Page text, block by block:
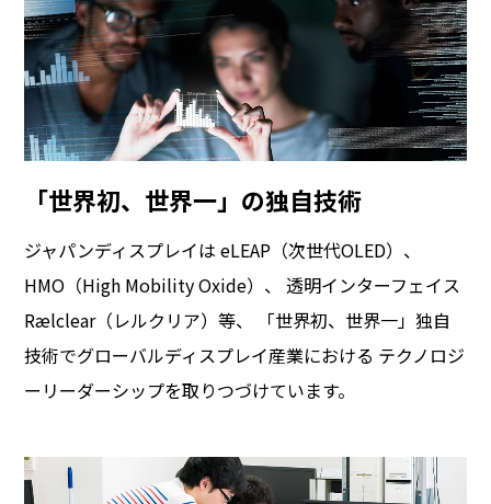
「世界初、世界一」の独自技術
ジャパンディスプレイは eLEAP（次世代OLED）、
HMO（High Mobility Oxide）、 透明インターフェイス
Rælclear（レルクリア）等、
「世界初、世界⼀」独⾃
技術でグローバルディスプレイ産業における テクノロジ
ーリーダーシップを取りつづけています。